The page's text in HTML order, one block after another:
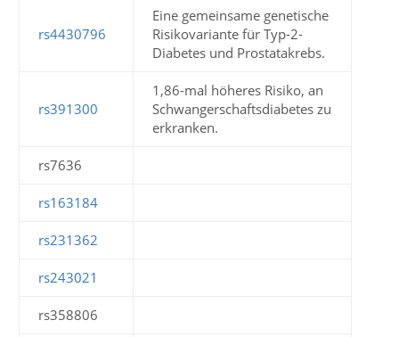
rs4430796
Eine gemeinsame genetische
Risikovariante für Typ-2-
Diabetes und Prostatakrebs.
rs391300
1,86-mal höheres Risiko, an
Schwangerschaftsdiabetes zu
erkranken.
rs7636
rs163184
rs231362
rs243021
rs358806